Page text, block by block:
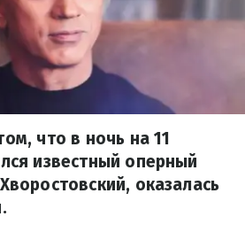
что в ночь на 11
известный оперный
оказалась